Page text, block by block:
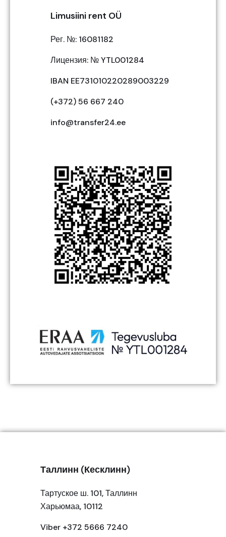
Limusiini rent OÜ
Рег. №: 16081182
Лицензия: № YTL001284
IBAN EE731010220289003229
(+372) 56 667 240
info@transfer24.ee
Таллинн (Кесклинн)
Тартуское ш. 101, Таллинн
Харьюмаа, 10112
Viber +372 5666 7240